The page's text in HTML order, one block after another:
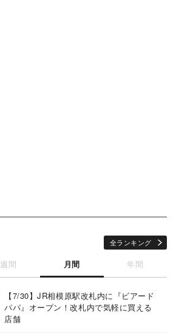
全ランキング
週間 月間 年間
【7/30】JR相模原駅改札内に『ビアード
パパ』オープン！改札内で気軽に買える
店舗